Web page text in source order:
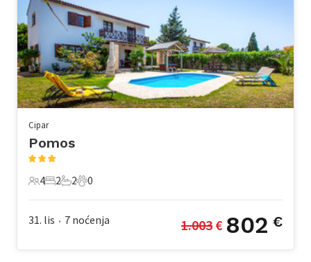
Cipar
Pomos
4 Gosti
4
2 Spavaće sobe
2
2 Kupaonice
2
0 Kućni ljubimac
0
31. lis • 7 noćenja 1.003 € 802 €